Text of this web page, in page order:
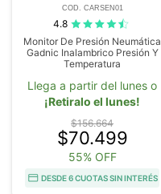
COD. CARSEN01
4.8
Monitor De Presión Neumática
Gadnic Inalambrico Presión Y
Temperatura
Llega a partir del lunes o
¡Retiralo el lunes!
$156.664
$70.499
55% OFF
DESDE 6 CUOTAS SIN INTERÉS